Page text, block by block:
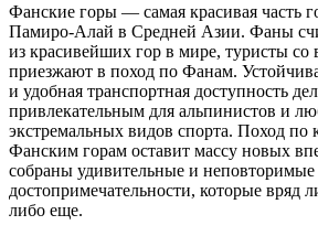
Фанские горы — самая красивая часть
Памиро-Алай в Средней Азии. Фаны
из красивейших гор в мире, туристы со
приезжают в поход по Фанам.
и удобная транспортная доступность
привлекательным для альпинистов и
экстремальных видов спорта. Поход по
Фанским горам оставит массу новых
собраны удивительные и
достопримечательности, которые вряд
либо еще.